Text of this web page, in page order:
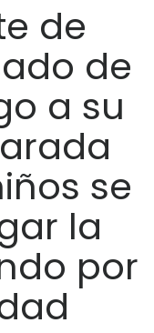
de
de
a su
se
la
por